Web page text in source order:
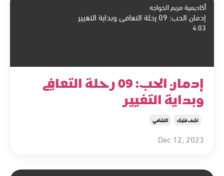
أكاديمية مريم الخواجه
إدمان الحب: 09 رحلة التعافي وبداية التغيير
4:03
إدمان الحب: 09 رحلة التعافي
وبداية التغيير
اشف قلبك التشافي
Dec 12, 2023